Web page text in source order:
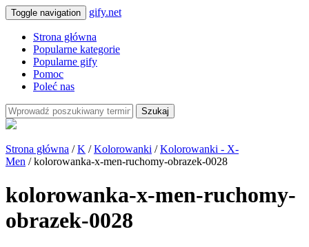
Toggle navigation gify.net
Strona główna
Popularne kategorie
Popularne gify
Pomoc
Poleć nas
Szukaj
Strona główna /K /Kolorowanki /Kolorowanki - X-
Men / kolorowanka-x-men-ruchomy-obrazek-0028
kolorowanka-x-men-ruchomy-
obrazek-0028